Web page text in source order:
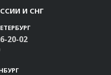
И СНГ
20-02